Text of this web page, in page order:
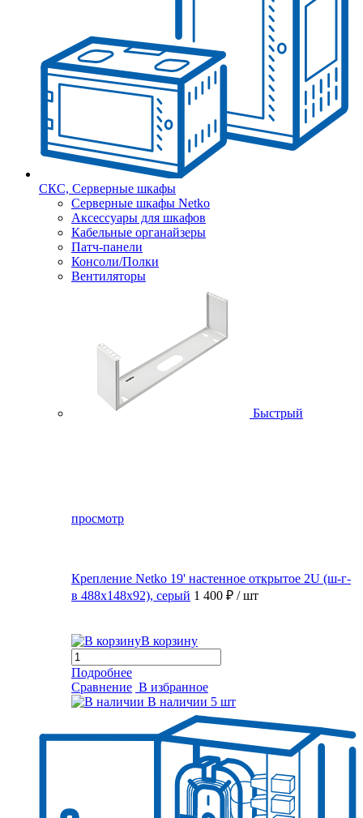
СКС, Серверные шкафы
Серверные шкафы Netko
Аксессуары для шкафов
Кабельные органайзеры
Патч-панели
Консоли/Полки
Вентиляторы
Быстрый
просмотр
Крепление Netko 19' настенное открытое 2U (ш-г-
в 488х148х92), серый 1 400 ₽ / шт
В корзину
Подробнее
Сравнение В избранное
В наличии 5 шт